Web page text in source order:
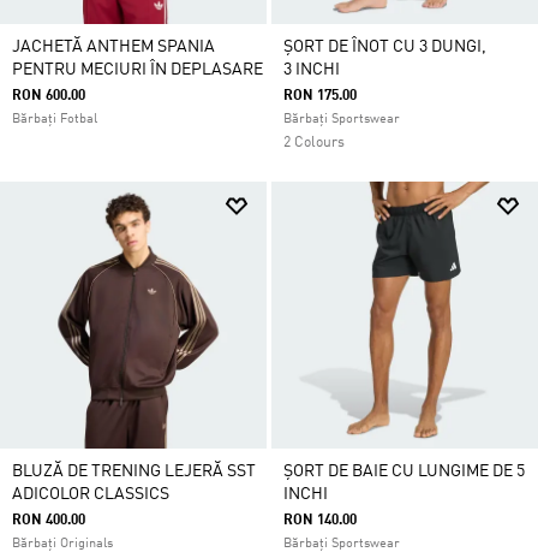
JACHETĂ ANTHEM SPANIA
PENTRU MECIURI ÎN DEPLASARE
RON 600.00
Bărbați Fotbal
ȘORT DE ÎNOT CU 3 DUNGI,
3 INCHI
RON 175.00
Bărbați Sportswear
2 Colours
BLUZĂ DE TRENING LEJERĂ SST
ADICOLOR CLASSICS
RON 400.00
Bărbați Originals
ȘORT DE BAIE CU LUNGIME DE 5
INCHI
RON 140.00
Bărbați Sportswear